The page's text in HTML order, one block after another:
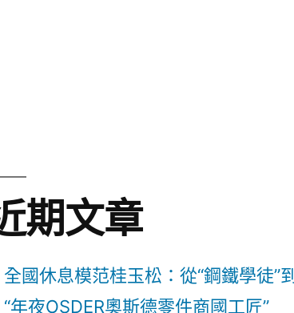
期文章
全國休息模范桂玉松：從“鋼鐵學徒”到
“年夜OSDER奧斯德零件商國工匠”